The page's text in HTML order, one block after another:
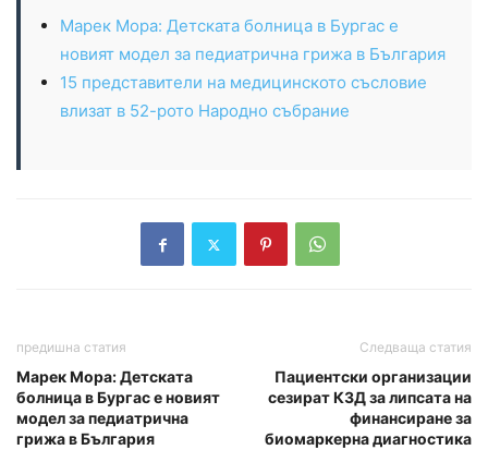
Марек Мора: Детската болница в Бургас е
новият модел за педиатрична грижа в България
15 представители на медицинското съсловие
влизат в 52-рото Народно събрание
предишна статия
Марек Мора: Детската
болница в Бургас е новият
модел за педиатрична
грижа в България
Следваща статия
Пациентски организации
сезират КЗД за липсата на
финансиране за
биомаркерна диагностика